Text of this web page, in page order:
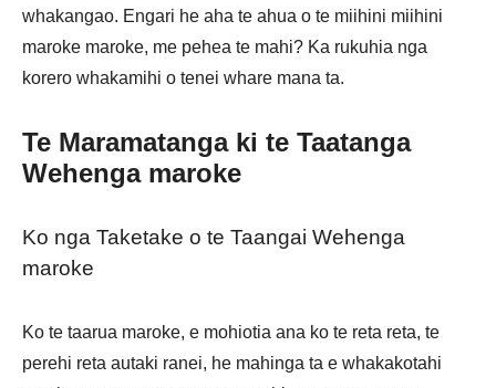
whakangao. Engari he aha te ahua o te miihini miihini
maroke maroke, me pehea te mahi? Ka rukuhia nga
korero whakamihi o tenei whare mana ta.
Te Maramatanga ki te Taatanga
Wehenga maroke
Ko nga Taketake o te Taangai Wehenga
maroke
Ko te taarua maroke, e mohiotia ana ko te reta reta, te
perehi reta autaki ranei, he mahinga ta e whakakotahi